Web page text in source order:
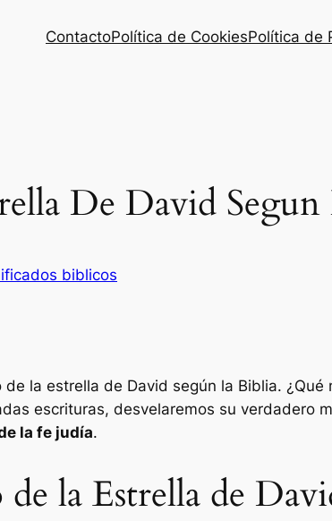
ContactoPolítica de CookiesPolítica de
De David
biblicos
la estrella de David según la Biblia.
escrituras, desvelaremos su verdadero
la fe judía.
la Estrella de